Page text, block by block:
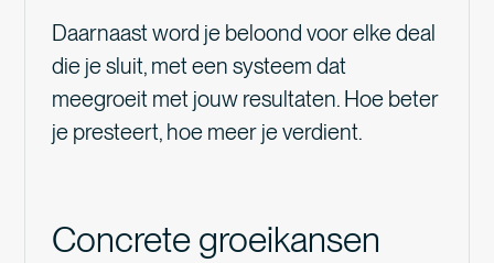
SOLLICITEER NU
zetten in een commerciële omgeving.
SOLLICITEER NU
Daarnaast word je beloond voor elke deal
die je sluit, met een systeem dat
meegroeit met jouw resultaten. Hoe beter
je presteert, hoe meer je verdient.
Concrete groeikansen